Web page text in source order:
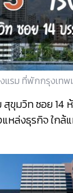
แรม ที่พักกรุงเทพ
สุขุมวิท ซอย 14
แหล่งธุรกิจ ใก